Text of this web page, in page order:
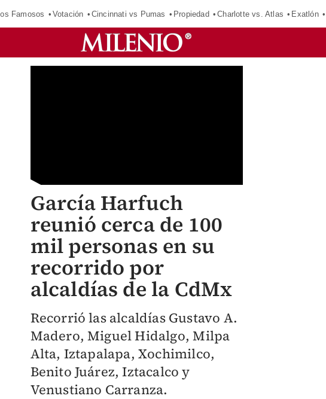
Famosos Votación Cincinnati vs Pumas Propiedad Charlotte vs. Atlas Exatlón
García Harfuch
reunió cerca de 100
mil personas en su
recorrido por
alcaldías de la CdMx
Recorrió las alcaldías Gustavo A.
Madero, Miguel Hidalgo, Milpa
Alta, Iztapalapa, Xochimilco,
Benito Juárez, Iztacalco y
Venustiano Carranza.